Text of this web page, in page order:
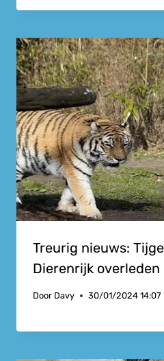
Treurig nieuws:
Dierenrijk overleden
Door Davy 30/01/2024 14:07